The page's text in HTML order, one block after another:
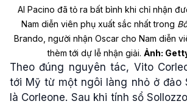
Al Pacino đã tỏ ra bất bình khi chỉ nhận
Nam diễn viên phụ xuất sắc nhất trong
Brando, người nhận Oscar cho Nam diễn
thèm tới dự lễ nhận giải. Ảnh:
Theo đúng nguyên tác, Vito
tới Mỹ từ một ngôi làng nhỏ ở đảo
là Corleone. Sau khi tính sổ